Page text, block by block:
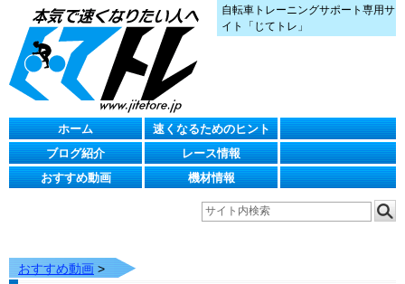
自転車トレーニングサポート専用サ
イト「じてトレ」
ホーム
速くなるためのヒント
ブログ紹介
レース情報
おすすめ動画
機材情報
おすすめ動画 >